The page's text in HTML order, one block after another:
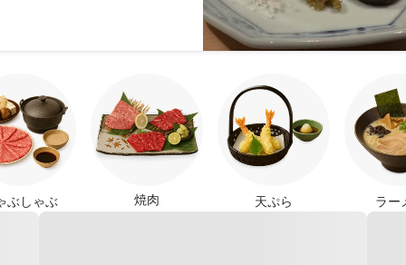
ぶしゃぶ 焼肉 天ぷら ラー